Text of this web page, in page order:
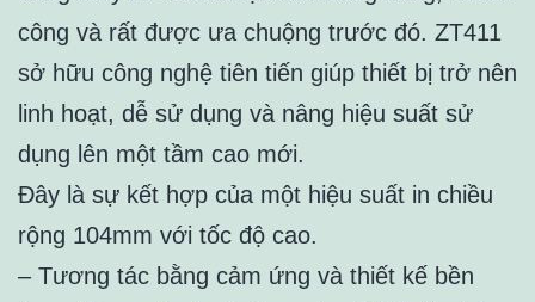
công và rất được ưa chuộng trước đó. ZT411
sở hữu công nghệ tiên tiến giúp thiết bị trở nên
linh hoạt, dễ sử dụng và nâng hiệu suất sử
dụng lên một tầm cao mới.
Đây là sự kết hợp của một hiệu suất in chiều
rộng 104mm với tốc độ cao.
– Tương tác bằng cảm ứng và thiết kế bền